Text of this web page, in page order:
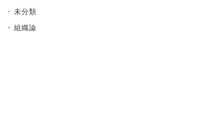
未分類
組織論